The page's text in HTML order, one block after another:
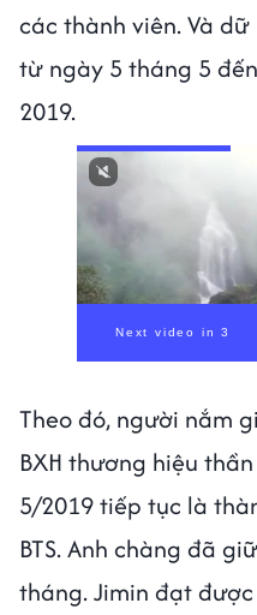
các thành viên. Và
từ ngày 5 tháng 5
2019.
Next video in 1
Theo đó, người nắm
BXH thương hiệu
5/2019 tiếp tục là
BTS. Anh chàng đã
tháng. Jimin đạt